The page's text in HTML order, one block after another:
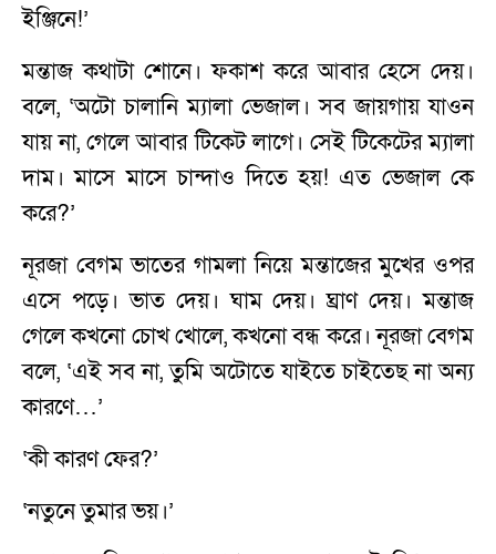
ইঞ্জিনে!’
মন্তাজ কথাটা শোনে। ফকাশ করে আবার হেসে দেয়।
বলে, ‘অটো চালানি ম্যালা ভেজাল। সব জায়গায় যাওন
যায় না, গেলে আবার টিকেট লাগে। সেই টিকেটের ম্যালা
দাম। মাসে মাসে চান্দাও দিতে হয়! এত ভেজাল কে
করে?’
নূরজা বেগম ভাতের গামলা নিয়ে মন্তাজের মুখের ওপর
এসে পড়ে। ভাত দেয়। ঘাম দেয়। ঘ্রাণ দেয়। মন্তাজ
গেলে কখনো চোখ খোলে, কখনো বন্ধ করে। নূরজা বেগম
বলে, ‘এই সব না, তুমি অটোতে যাইতে চাইতেছ না অন্য
কারণে…’
‘কী কারণ ফের?’
‘নতুনে তুমার ভয়।’